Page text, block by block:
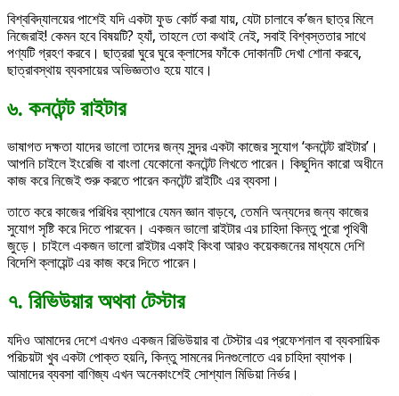
বিশ্ববিদ্যালয়ের পাশেই যদি একটা ফুড কোর্ট করা যায়, যেটা চালাবে ক’জন ছাত্র মিলে
নিজেরাই! কেমন হবে বিষয়টি? হ্যাঁ, তাহলে তো কথাই নেই, সবাই বিশ্বস্ততার সাথে
পণ্যটি গ্রহণ করবে। ছাত্ররা ঘুরে ঘুরে ক্লাসের ফাঁকে দোকানটি দেখা শোনা করবে,
ছাত্রাবস্থায় ব্যবসায়ের অভিজ্ঞতাও হয়ে যাবে।
৬. কনটেন্ট রাইটার
ভাষাগত দক্ষতা যাদের ভালো তাদের জন্য সুন্দর একটা কাজের সুযোগ ‘কনটেন্ট রাইটার’।
আপনি চাইলে ইংরেজি বা বাংলা যেকোনো কনটেন্ট লিখতে পারেন। কিছুদিন কারো অধীনে
কাজ করে নিজেই শুরু করতে পারেন কনটেন্ট রাইটিং এর ব্যবসা।
তাতে করে কাজের পরিধির ব্যাপারে যেমন জ্ঞান বাড়বে, তেমনি অন্যদের জন্য কাজের
সুযোগ সৃষ্টি করে দিতে পারবেন। একজন ভালো রাইটার এর চাহিদা কিন্তু পুরো পৃথিবী
জুড়ে। চাইলে একজন ভালো রাইটার একাই কিংবা আরও কয়েকজনের মাধ্যমে দেশি
বিদেশি ক্লায়েন্ট এর কাজ করে দিতে পারেন।
৭. রিভিউয়ার অথবা টেস্টার
যদিও আমাদের দেশে এখনও একজন রিভিউয়ার বা টেস্টার এর প্রফেশনাল বা ব্যবসায়িক
পরিচয়টা খুব একটা পোক্ত হয়নি, কিন্তু সামনের দিনগুলোতে এর চাহিদা ব্যাপক।
আমাদের ব্যবসা বাণিজ্য এখন অনেকাংশেই সোশ্যাল মিডিয়া নির্ভর।